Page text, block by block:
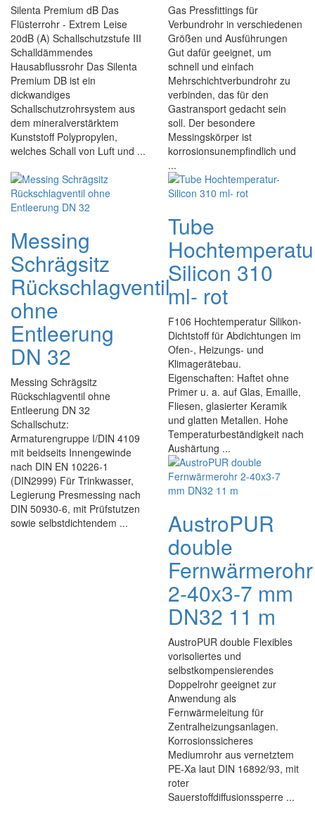
Silenta Premium dB Das
Flüsterrohr - Extrem Leise
20dB (A) Schallschutzstufe III
Schalldämmendes
Hausabflussrohr Das Silenta
Premium DB ist ein
dickwandiges
Schallschutzrohrsystem aus
dem mineralverstärktem
Kunststoff Polypropylen,
welches Schall von Luft und ...
Gas Pressfittings für
Verbundrohr in verschiedenen
Größen und Ausführungen
Gut dafür geeignet, um
schnell und einfach
Mehrschichtverbundrohr zu
verbinden, das für den
Gastransport gedacht sein
soll. Der besondere
Messingskörper ist
korrosionsunempfindlich und
...
Messing
Schrägsitz
Rückschlagventil
ohne
Entleerung
DN 32
Messing Schrägsitz
Rückschlagventil ohne
Entleerung DN 32
Schallschutz:
Armaturengruppe I/DIN 4109
mit beidseits Innengewinde
nach DIN EN 10226-1
(DIN2999) Für Trinkwasser,
Legierung Presmessing nach
DIN 50930-6, mit Prüfstutzen
sowie selbstdichtendem ...
Tube
Silicon 310
ml- rot
F106 Hochtemperatur Silikon-
Dichtstoff für Abdichtungen im
Ofen-, Heizungs- und
Klimagerätebau.
Eigenschaften: Haftet ohne
Primer u. a. auf Glas, Emaille,
Fliesen, glasierter Keramik
und glatten Metallen. Hohe
Temperaturbeständigkeit nach
Aushärtung ...
AustroPUR
double
Fernwärmerohr
2-40x3-7 mm
DN32 11 m
AustroPUR double Flexibles
vorisoliertes und
selbstkompensierendes
Doppelrohr geeignet zur
Anwendung als
Fernwärmeleitung für
Zentralheizungsanlagen.
Korrosionssicheres
Mediumrohr aus vernetztem
PE-Xa laut DIN 16892/93, mit
roter
Sauerstoffdiffusionssperre ...